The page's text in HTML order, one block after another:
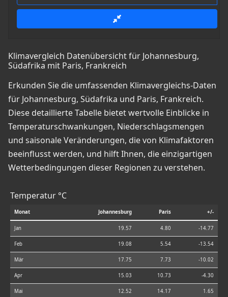
Klimavergleich Datenübersicht für Johannesburg,
Südafrika mit Paris, Frankreich
Erkunden Sie die umfassenden Klimavergleichs-Daten
für Johannesburg, Südafrika und Paris, Frankreich.
Diese detaillierte Tabelle bietet wertvolle Einblicke in
Temperaturschwankungen, Niederschlagsmengen
und saisonale Veränderungen, die von Klimafaktoren
beeinflusst werden, und hilft Ihnen, die einzigartigen
Wetterbedingungen dieser Regionen zu verstehen.
Temperatur °C
Monat Johannesburg Paris +/-
Jan 19.57 4.80 -14.77
Feb 19.08 5.54 -13.54
Mär 17.75 7.73 -10.02
Apr 15.03 10.73 -4.30
Mai 12.52 14.17 1.65